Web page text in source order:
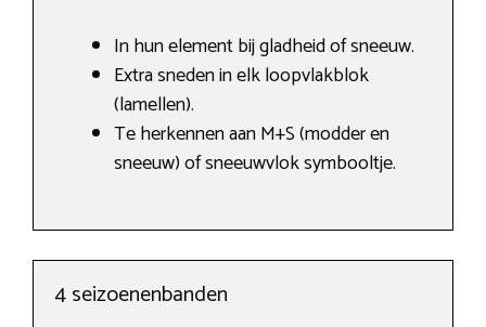
In hun element bij gladheid of sneeuw.
Extra sneden in elk loopvlakblok
(lamellen).
Te herkennen aan M+S (modder en
sneeuw) of sneeuwvlok symbooltje.
4 seizoenenbanden